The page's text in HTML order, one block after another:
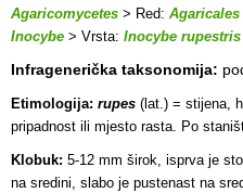
Agaricomycetes > Red: Agaricales
Inocybe > Vrsta: Inocybe rupestris
Infragenerička taksonomija:
Etimologija: rupes (lat.) = stijena,
pripadnost ili mjesto rasta. Po
Klobuk: 5-12 mm širok, isprva je
na sredini, slabo je pustenast na